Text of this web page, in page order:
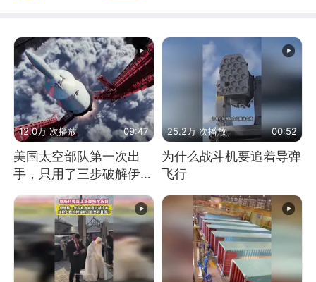
12.0万 次播放 09:47
美国太空部队第一次出
手，只用了三步破解伊朗
防空
25.2万 次播放 00:52
为什么战斗机要追着导弹
飞行